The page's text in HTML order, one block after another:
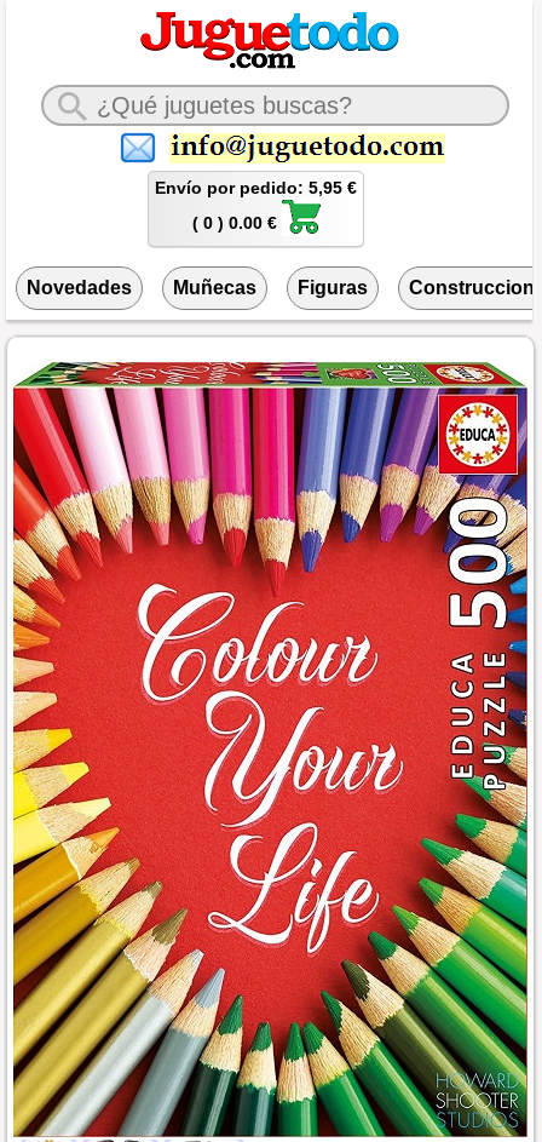
Envío por pedido: 5,95 €
( 0 ) 0.00 €
Novedades Muñecas Figuras